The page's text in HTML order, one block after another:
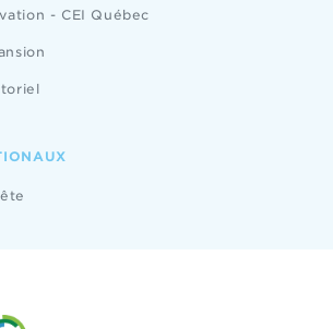
- CEI Québec